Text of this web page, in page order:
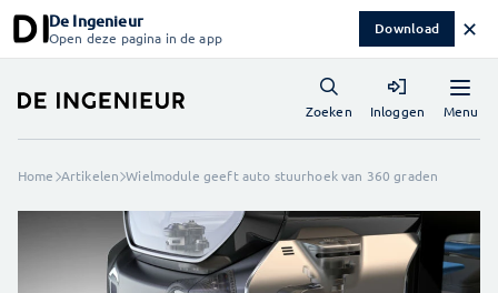
De Ingenieur
Open deze pagina in de app Download ✕
Menu
Zoeken Inloggen
Home Artikelen Wielmodule geeft auto stuurhoek van 360 graden